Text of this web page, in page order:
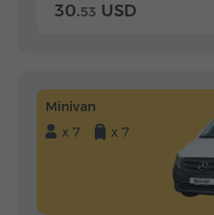
30.53 USD
Minivan
x 7
x 7